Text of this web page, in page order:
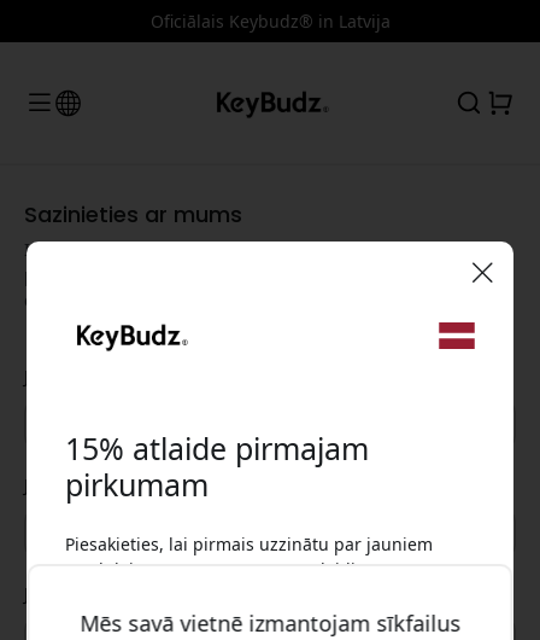
Oficiālais Keybudz® in Latvija
Sazinieties ar mums
Ir jautājums vai nepieciešama palīdzība? Mēs esam šeit, lai
palīdzētu. Aizpildiet veidlapu, un mēs ar jums sazināsimies,
cik drīz vien iespējams.
Jūsu vārds
Jūsu e-pasts
Jūsu ziņojums
Mēs savā vietnē izmantojam sīkfailus
15% atlaide pirmajam
pirkumam
Piesakieties, lai pirmais uzzinātu par jauniem
produktiem un saņemtu 15% atlaidi
saņemtu 15% atlaidi.